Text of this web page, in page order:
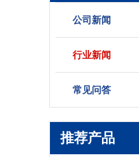
公司新闻
行业新闻
常见问答
推荐产品